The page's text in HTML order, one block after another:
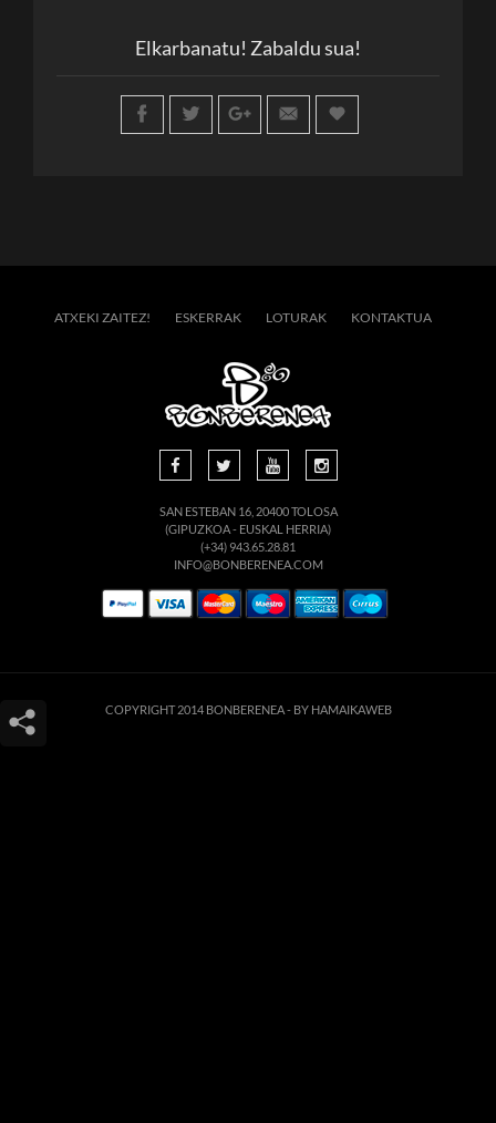
Elkarbanatu! Zabaldu sua!
ATXEKI ZAITEZ! ESKERRAK LOTURAK KONTAKTUA
SAN ESTEBAN 16, 20400 TOLOSA
(GIPUZKOA - EUSKAL HERRIA)
(+34) 943.65.28.81
INFO@BONBERENEA.COM
COPYRIGHT 2014 BONBERENEA - BY HAMAIKAWEB